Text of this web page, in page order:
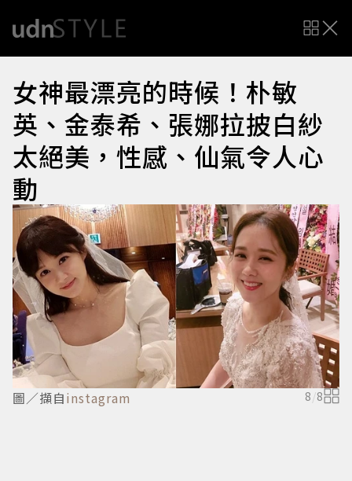
女神最漂亮的時候！朴敏
英、金泰希、張娜拉披白紗
太絕美，性感、仙氣令人心
動
圖／擷自instagram 8 /8